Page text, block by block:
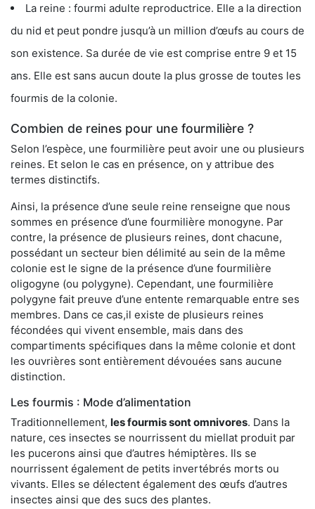
La reine : fourmi adulte reproductrice. Elle a la direction
du nid et peut pondre jusqu’à un million d’œufs au cours de
son existence. Sa durée de vie est comprise entre 9 et 15
ans. Elle est sans aucun doute la plus grosse de toutes les
fourmis de la colonie.
Combien de reines pour une fourmilière ?
Selon l’espèce, une fourmilière peut avoir une ou plusieurs
reines. Et selon le cas en présence, on y attribue des
termes distinctifs.
Ainsi, la présence d’une seule reine renseigne que nous
sommes en présence d’une fourmilière monogyne. Par
contre, la présence de plusieurs reines, dont chacune,
possédant un secteur bien délimité au sein de la même
colonie est le signe de la présence d’une fourmilière
oligogyne (ou polygyne). Cependant, une fourmilière
polygyne fait preuve d’une entente remarquable entre ses
membres. Dans ce cas,il existe de plusieurs reines
fécondées qui vivent ensemble, mais dans des
compartiments spécifiques dans la même colonie et dont
les ouvrières sont entièrement dévouées sans aucune
distinction.
Les fourmis : Mode d’alimentation
Traditionnellement, les fourmis sont omnivores. Dans la
nature, ces insectes se nourrissent du miellat produit par
les pucerons ainsi que d’autres hémiptères. Ils se
nourrissent également de petits invertébrés morts ou
vivants. Elles se délectent également des œufs d’autres
insectes ainsi que des sucs des plantes.